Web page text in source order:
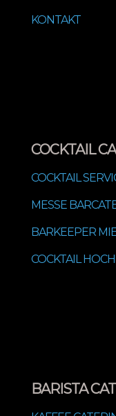
KONTAKT
COCKTAIL
COCKTAIL
MESSE
BARKEEPER
COCKTAIL
BARISTA